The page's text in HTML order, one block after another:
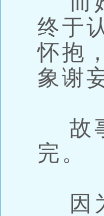
终于
怀抱
象谢
故
完。
因